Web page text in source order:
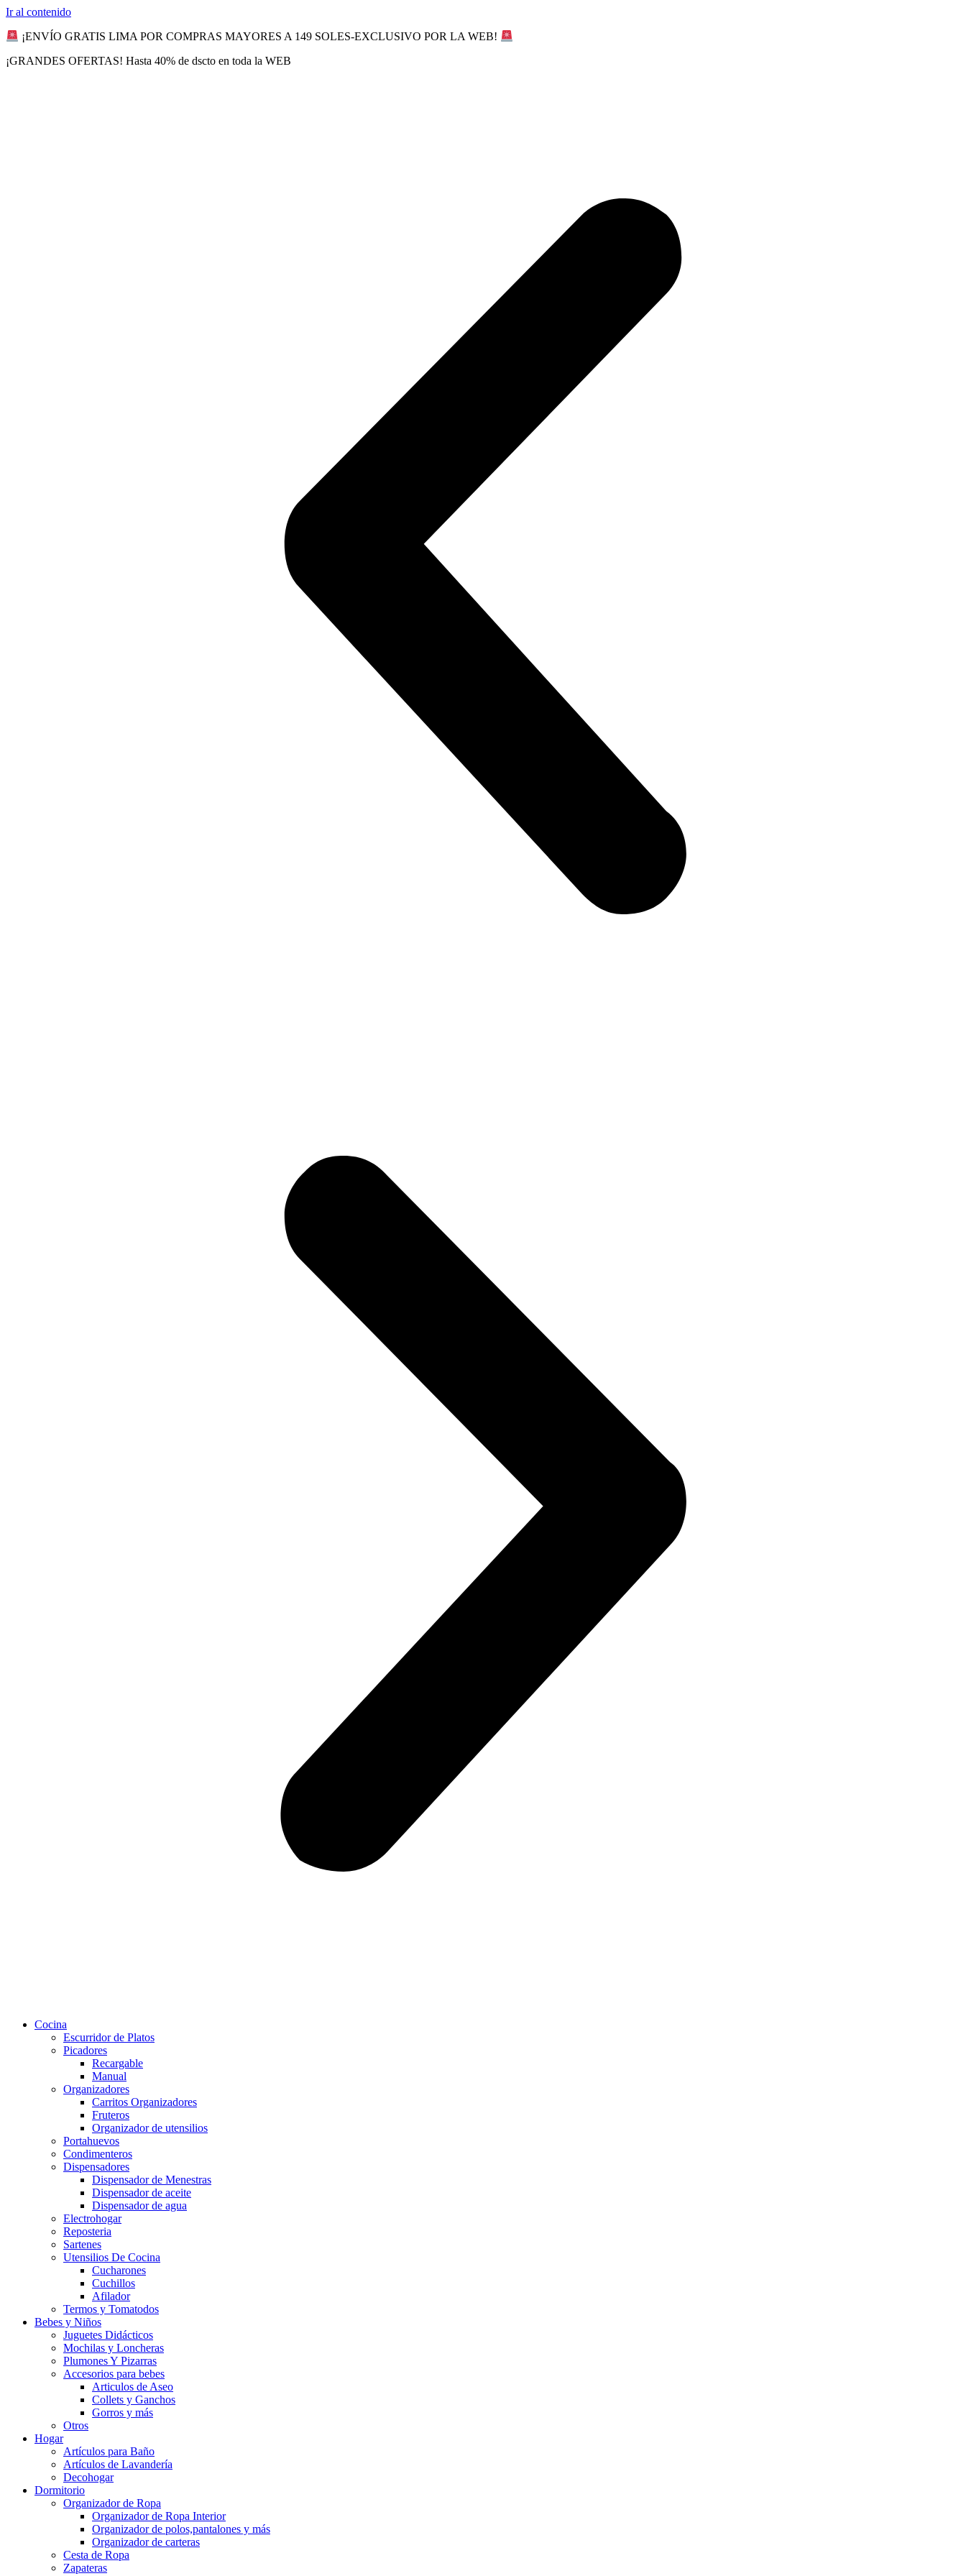
Ir al contenido
¡ENVÍO GRATIS LIMA POR COMPRAS MAYORES A 149 SOLES-EXCLUSIVO POR LA WEB!
¡GRANDES OFERTAS! Hasta 40% de dscto en toda la WEB
Cocina
Escurridor de Platos
Picadores
Recargable
Manual
Organizadores
Carritos Organizadores
Fruteros
Organizador de utensilios
Portahuevos
Condimenteros
Dispensadores
Dispensador de Menestras
Dispensador de aceite
Dispensador de agua
Electrohogar
Reposteria
Sartenes
Utensilios De Cocina
Cucharones
Cuchillos
Afilador
Termos y Tomatodos
Bebes y Niños
Juguetes Didácticos
Mochilas y Loncheras
Plumones Y Pizarras
Accesorios para bebes
Articulos de Aseo
Collets y Ganchos
Gorros y más
Otros
Hogar
Artículos para Baño
Artículos de Lavandería
Decohogar
Dormitorio
Organizador de Ropa
Organizador de Ropa Interior
Organizador de polos,pantalones y más
Organizador de carteras
Cesta de Ropa
Zapateras